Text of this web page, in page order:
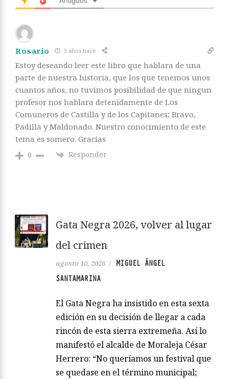
Rosario 3 años hace
Estoy deseando leer este libro que hablara de una
parte de nuestra historia, que los que tenemos unos
cuantos años, no tuvimos posibilidad de que ningun
profesor nos hablara detenidamente de Los
Comuneros de Castilla y de los Capitanes; Bravo,
Padilla y Maldonado. Nuestro conocimiento de este
tema es somero. Gracias
0 Responder
Gata Negra 2026, volver al lugar
del crimen
agosto 10, 2026 / MIGUEL ÁNGEL
SANTAMARINA
El Gata Negra ha insistido en esta sexta
edición en su decisión de llegar a cada
rincón de esta sierra extremeña. Así lo
manifestó el alcalde de Moraleja César
Herrero: “No queríamos un festival que
se quedase en el término municipal;